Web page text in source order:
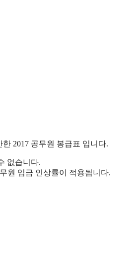
2017 공무원 봉급표 입니다.
없습니다.
원 임금 인상률이 적용됩니다.